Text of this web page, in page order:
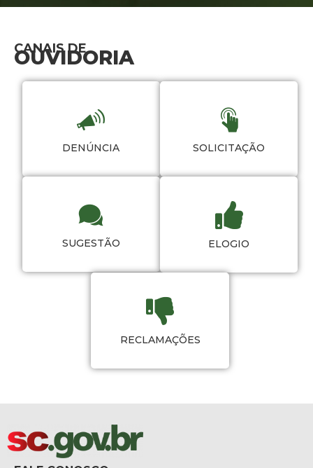
CANAIS DE
OUVIDORIA
DENÚNCIA SOLICITAÇÃO
SUGESTÃO ELOGIO
RECLAMAÇÕES